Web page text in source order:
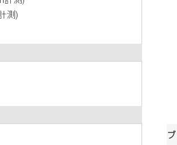
測)